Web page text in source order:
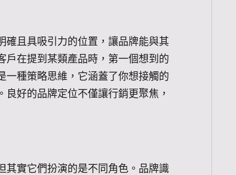
確且具吸引力的位置，讓品牌能與其
戶在提到某類產品時，第一個想到的
一種策略思維，它涵蓋了你想接觸的
好的品牌定位不僅讓行銷更聚焦，
其實它們扮演的是不同角色。品牌識